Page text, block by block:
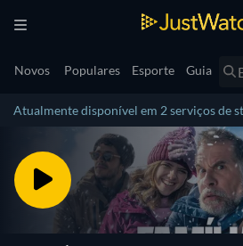
Novos Populares Esporte Guia
Atualmente disponível em 2 serviços de